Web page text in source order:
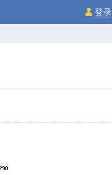
登录